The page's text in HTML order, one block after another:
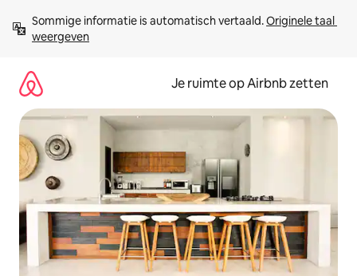
direct
naar
Sommige informatie is automatisch vertaald. Originele taal
weergeven
Je ruimte op Airbnb zetten